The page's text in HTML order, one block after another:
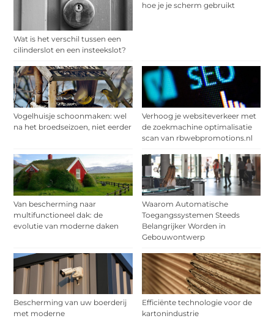
Wat is het verschil tussen een
cilinderslot en een insteekslot?
hoe je je scherm gebruikt
Vogelhuisje schoonmaken: wel
na het broedseizoen, niet eerder
Verhoog je websiteverkeer met
de zoekmachine optimalisatie
scan van rbwebpromotions.nl
Van bescherming naar
multifunctioneel dak: de
evolutie van moderne daken
Waarom Automatische
Toegangssystemen Steeds
Belangrijker Worden in
Gebouwontwerp
Bescherming van uw boerderij
met moderne
Efficiënte technologie voor de
kartonindustrie